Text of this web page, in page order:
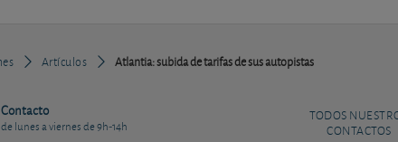
Artículos Atlantia: subida de tarifas de sus autopistas
Contacto
de lunes a viernes de 9h-14h
TODOS
CONTACTOS